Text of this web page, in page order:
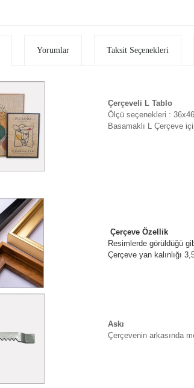
Yorumlar Taksit Seçenekleri
Çerçeveli L Tablo
Ölçü seçenekleri :
Basamaklı L Çerçeve
Çerçeve Özellik
Resimlerde görüldüğü
Çerçeve yan kalınlığı
Askı
Çerçevenin arkasında